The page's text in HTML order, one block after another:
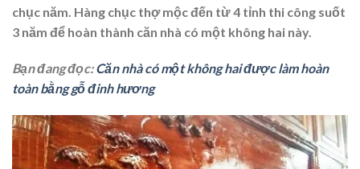
chục năm. Hàng chục thợ mộc đến từ 4 tỉnh thi công suốt
3 năm để hoàn thành căn nhà có một không hai này.
Bạn đang đọc:Căn nhà có một không hai được làm hoàn
toàn bằng gỗ đinh hương